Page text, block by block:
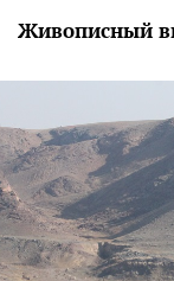
Живописный